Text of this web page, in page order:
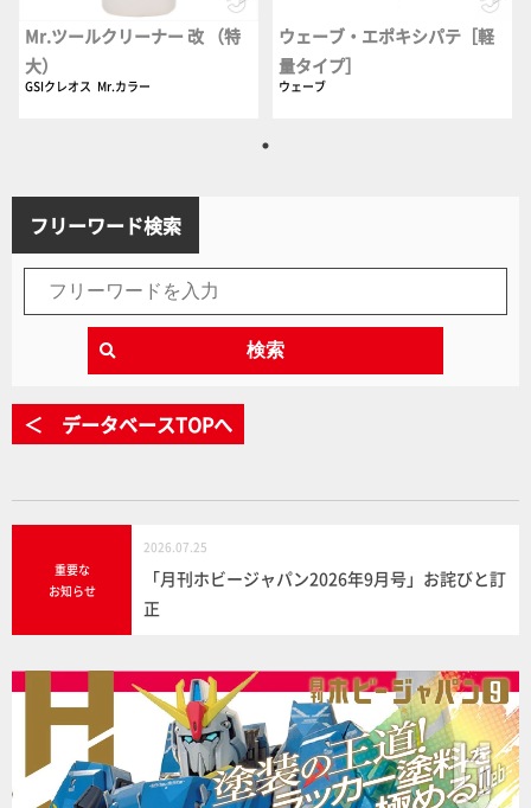
Mr.ツールクリーナー 改 （特
大）
GSIクレオス Mr.カラー
ウェーブ・エポキシパテ［軽
量タイプ］
ウェーブ
フリーワード検索
検索
＜ データベースTOPへ
重要な
お知らせ
2026.07.25
「月刊ホビージャパン2026年9月号」お詫びと訂
正